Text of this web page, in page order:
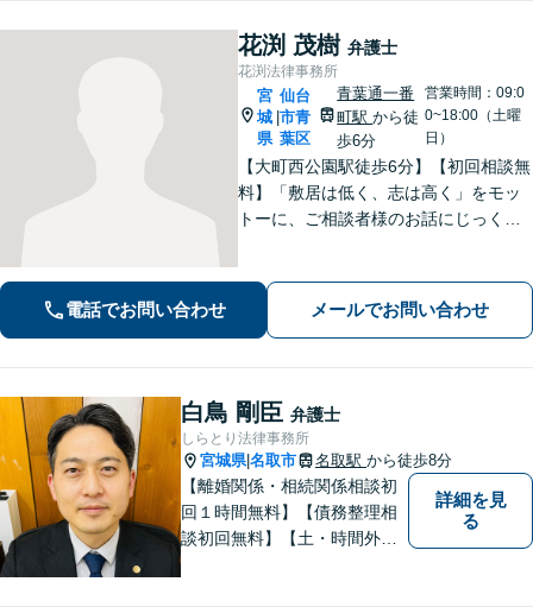
花渕 茂樹 弁護士
花渕法律事務所
宮
城
県
|
仙台
市青
葉区
青葉通一番
町駅から徒
歩6分
営業時間：09:0
0~18:00（土曜
日）
【大町西公園駅徒歩6分】【初回相談無
料】「敷居は低く、志は高く」をモッ
トーに、ご相談者様のお話にじっくり
と変え、未来を見据えて全力で伴走い
たします。【電話・メール・WEB相談
電話でお問い合わせ メールでお問い合わせ
白鳥 剛臣 弁護士
しらとり法律事務所
宮城県|名取市 名取駅 から徒歩8分
【離婚関係・相続関係相談初
回１時間無料】【債務整理相
談初回無料】【土・時間外応
詳細を見
る